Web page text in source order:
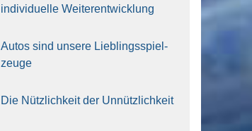
indi­vi­du­el­le Wei­ter­ent­wick­lung
Autos sind unse­re Lieb­lings­spiel­
zeu­ge
Die Nütz­lich­keit der Unnütz­lich­keit